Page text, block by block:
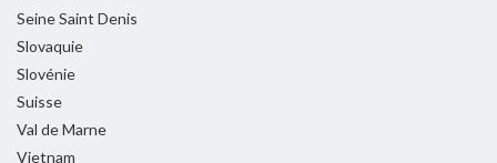
Seine Saint Denis
Slovaquie
Slovénie
Suisse
Val de Marne
Vietnam